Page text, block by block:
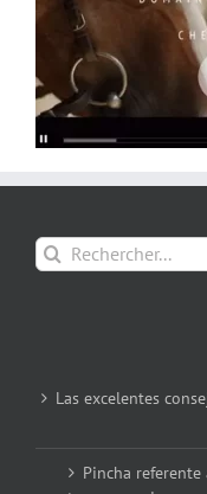
Rechercher:
Las excelentes
Pincha